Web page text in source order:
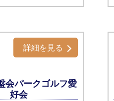
会パークゴルフ愛
好会
詳細を見る